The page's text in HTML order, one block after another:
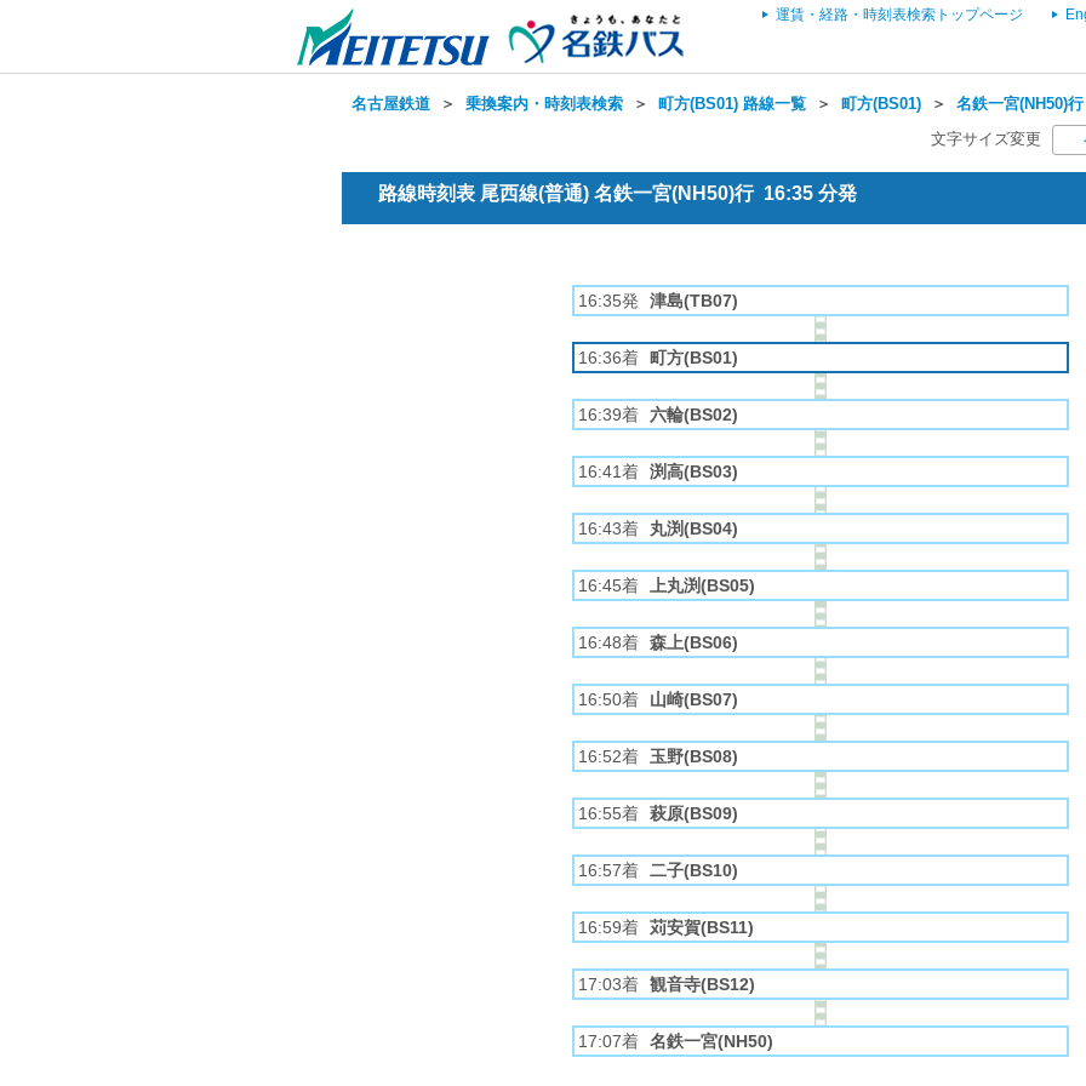
運賃・経路・時刻表検索トップページ
名古屋鉄道 ＞ 乗換案内・時刻表検索 ＞ 町方(BS01) 路線一覧 ＞ 町方(BS01) ＞ 名鉄一宮(NH50)
文字サイズ変更
路線時刻表 尾西線(普通) 名鉄一宮(NH50)行 16:35 分発
16:35発 津島(TB07)
16:36着 町方(BS01)
16:39着 六輪(BS02)
16:41着 渕高(BS03)
16:43着 丸渕(BS04)
16:45着 上丸渕(BS05)
16:48着 森上(BS06)
16:50着 山崎(BS07)
16:52着 玉野(BS08)
16:55着 萩原(BS09)
16:57着 二子(BS10)
16:59着 苅安賀(BS11)
17:03着 観音寺(BS12)
17:07着 名鉄一宮(NH50)